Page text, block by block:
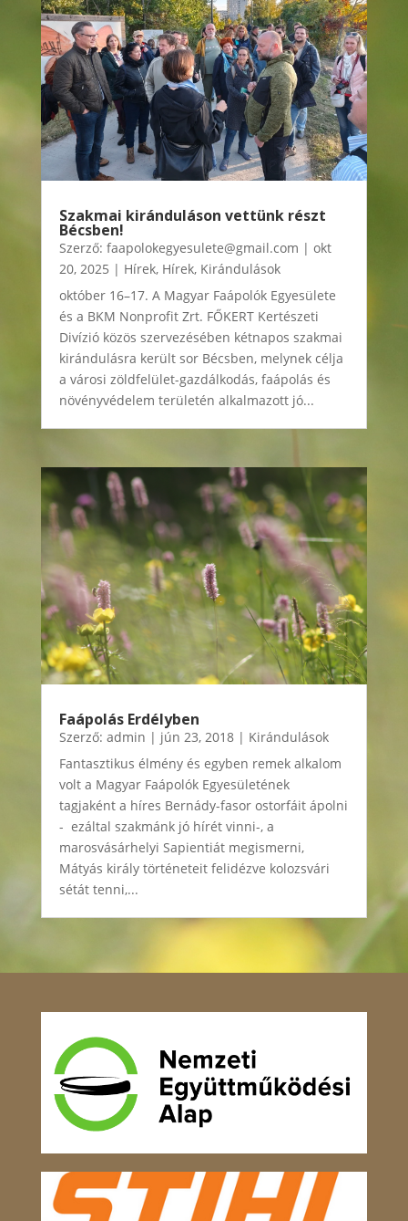
Szakmai kiránduláson vettünk részt
Bécsben!
Szerző: faapolokegyesulete@gmail.com | okt
20, 2025 | Hírek, Hírek, Kirándulások
október 16–17. A Magyar Faápolók Egyesülete
és a BKM Nonprofit Zrt. FŐKERT Kertészeti
Divízió közös szervezésében kétnapos szakmai
kirándulásra került sor Bécsben, melynek célja
a városi zöldfelület-gazdálkodás, faápolás és
növényvédelem területén alkalmazott jó...
Faápolás Erdélyben
Szerző: admin | jún 23, 2018| Kirándulások
Fantasztikus élmény és egyben remek alkalom
volt a Magyar Faápolók Egyesületének
tagjaként a híres Bernády-fasor ostorfáit ápolni
- ezáltal szakmánk jó hírét vinni-, a
marosvásárhelyi Sapientiát megismerni,
Mátyás király történeteit felidézve kolozsvári
sétát tenni,...